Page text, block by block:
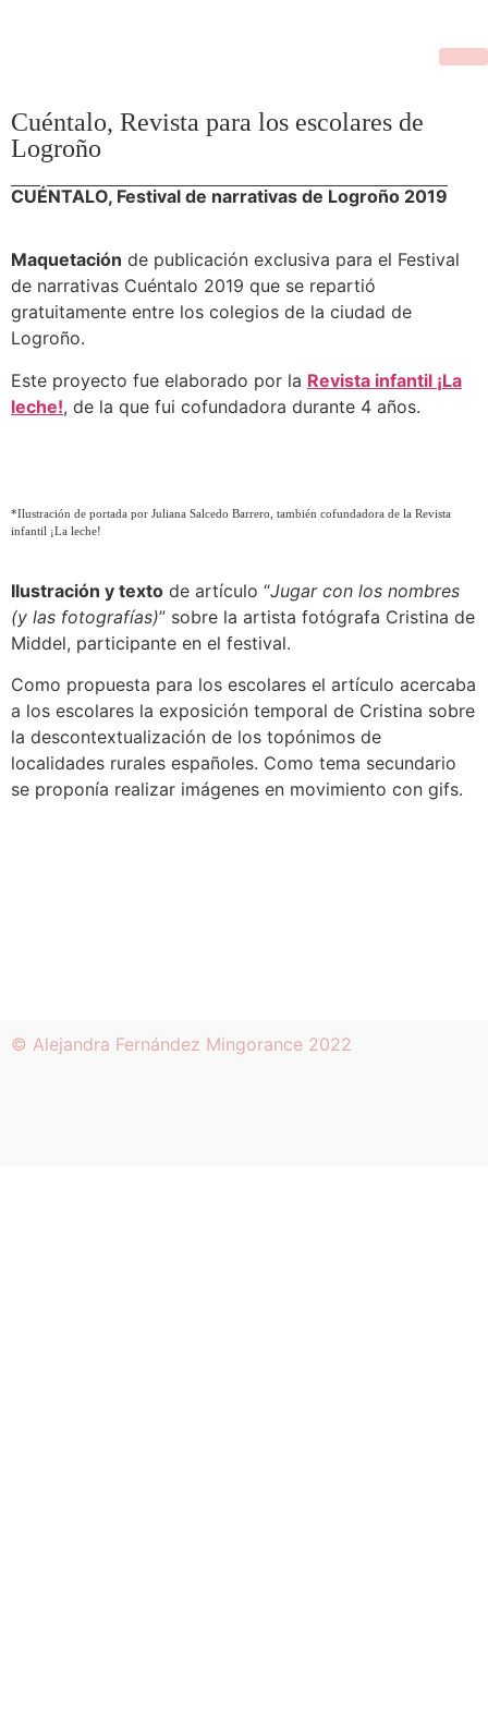
Cuéntalo, Revista para los escolares de
Logroño
CUÉNTALO, Festival de narrativas de Logroño 2019
Maquetación de publicación exclusiva para el Festival
de narrativas Cuéntalo 2019 que se repartió
gratuitamente entre los colegios de la ciudad de
Logroño.
Este proyecto fue elaborado por la Revista infantil ¡La
leche!, de la que fui cofundadora durante 4 años.
*Ilustración de portada por Juliana Salcedo Barrero, también cofundadora de la Revista
infantil ¡La leche!
Ilustración y texto de artículo “Jugar con los nombres
(y las fotografías)” sobre la artista fotógrafa Cristina de
Middel, participante en el festival.
Como propuesta para los escolares el artículo acercaba
a los escolares la exposición temporal de Cristina sobre
la descontextualización de los topónimos de
localidades rurales españoles. Como tema secundario
se proponía realizar imágenes en movimiento con gifs.
© Alejandra Fernández Mingorance 2022